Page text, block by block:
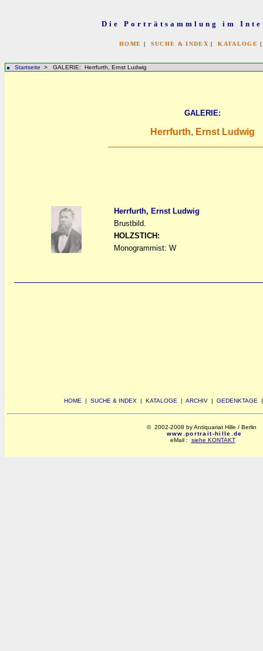
Die Porträtsammlung im
HOME | SUCHE & INDEX |KATALOGE
Startseite > GALERIE: Herrfurth, Ernst Ludwig
GALERIE:
Herrfurth, Ernst Ludwig
Herrfurth, Ernst Ludwig
Brustbild.
HOLZSTICH:
Monogrammist: W
HOME | SUCHE & INDEX | KATALOGE | ARCHIV | GEDENKTAGE
© 2002-2008 by Antiquariat Hille / Berlin
www.portrait-hille.de
eMail : siehe KONTAKT